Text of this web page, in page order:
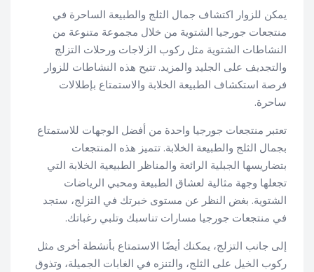
يمكن للزوار اكتشاف جمال الثلج والطبيعة الساحرة في
منتجعات جورجيا الشتوية من خلال مجموعة متنوعة من
النشاطات الشتوية مثل ركوب الزلاجات ورحلات التزلج
والتجديف على الجليد والمزيد. تتيح هذه النشاطات للزوار
فرصة استكشاف الطبيعة الخلابة والاستمتاع بإطلالات
ساحرة.
تعتبر منتجعات جورجيا واحدة من أفضل الوجهات للاستمتاع
بجمال الثلج والطبيعة الخلابة. تتميز هذه المنتجعات
بتضاريسها الجبلية الرائعة والمناظر الطبيعية الخلابة التي
تجعلها وجهة مثالية لعشاق الطبيعة ومحبي الرياضات
الشتوية. بغض النظر عن مستوى خبرتك في التزلج، ستجد
في منتجعات جورجيا مسارات تناسبك وتلبي رغباتك.
إلى جانب التزلج، يمكنك أيضًا الاستمتاع بأنشطة أخرى مثل
ركوب الخيل على الثلج، والتنزه في الغابات الجميلة، وتذوق